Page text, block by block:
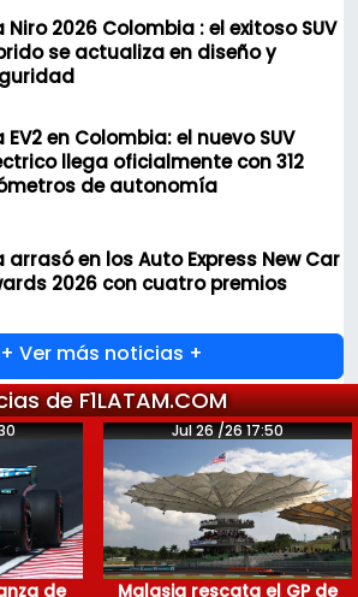
Niro 2026 Colombia : el exitoso SUV
se actualiza en diseño y
EV2 en Colombia: el nuevo SUV
llega oficialmente con 312
de autonomía
arrasó en los Auto Express New Car
2026 con cuatro premios
Ver más noticias +
de F1LATAM.COM
de
Jul 26 /26 17:50
Malasia rescata el GP de